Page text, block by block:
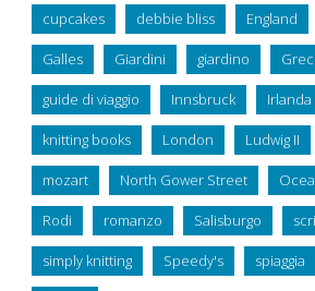
cupcakes debbie bliss England
Galles Giardini giardino
guide di viaggio Innsbruck Irlanda
knitting books London Ludwig II
mozart North Gower Street
Rodi romanzo Salisburgo
simply knitting Speedy's spiaggia